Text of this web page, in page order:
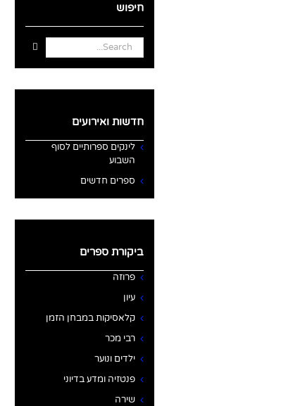
חיפוש
Search
for:
חדשות ואירועים
לינקים ספרותיים לסוף
השבוע
ספרים חדשים
ביקורת ספרים
פרוזה
עיון
קלאסיקות במבחן הזמן
רבי מכר
ילדים ונוער
פנטזיה ומדע בדיוני
שירה